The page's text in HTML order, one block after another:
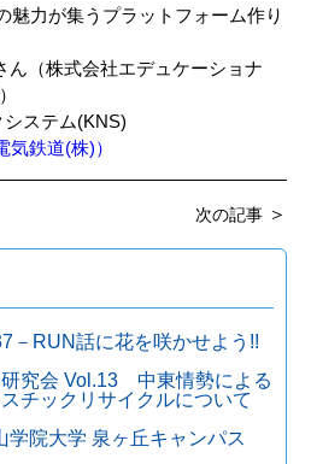
うプラットフォーム作り
ん（株式会社エデュケーショナ
ステム(KNS)
鉄道(株)）
次の記事 ＞
－RUN話に花を咲かせよう!!
究会 Vol.13 中東情勢による
チックリサイクルについて
学院大学 泉ヶ丘キャンパス